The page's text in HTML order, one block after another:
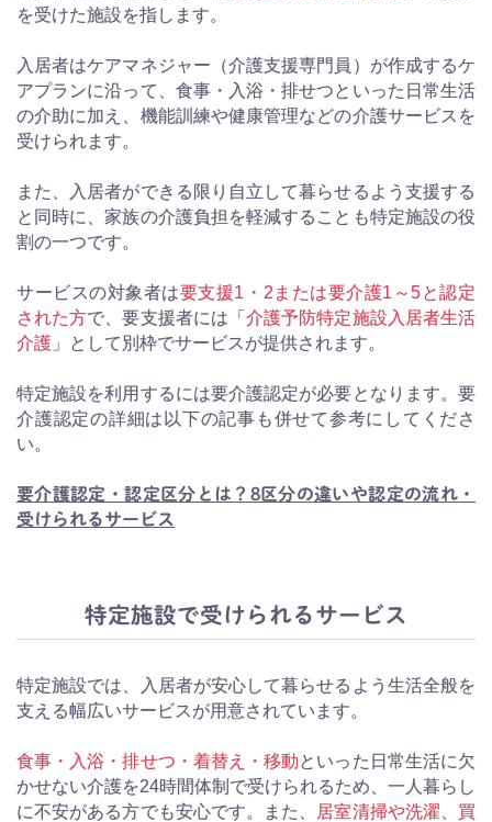
を受けた施設を指します。
入居者はケアマネジャー（介護支援専門員）が作成するケ
アプランに沿って、食事・入浴・排せつといった日常生活
の介助に加え、機能訓練や健康管理などの介護サービスを
受けられます。
また、入居者ができる限り自立して暮らせるよう支援する
と同時に、家族の介護負担を軽減することも特定施設の役
割の一つです。
サービスの対象者は要支援1・2または要介護1～5と認定
された方で、要支援者には「介護予防特定施設入居者生活
介護 」として別枠でサービスが提供されます。
特定施設を利用するには要介護認定が必要となります。要
介護認定の詳細は以下の記事も併せて参考にしてくださ
い。
要介護認定・認定区分とは？8区分の違いや認定の流れ・
受けられるサービス
特定施設で受けられるサービス
特定施設では、入居者が安心して暮らせるよう生活全般を
支える幅広いサービスが用意されています。
食事・入浴・排せつ・着替え・移動といった日常生活に欠
かせない介護を24時間体制で受けられるため、一人暮らし
に不安がある方でも安心です。また、 居室清掃や洗濯、買